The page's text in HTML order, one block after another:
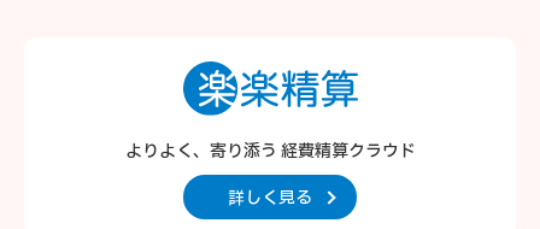
よりよく、寄り添う 経費精算クラウド
詳しく見る